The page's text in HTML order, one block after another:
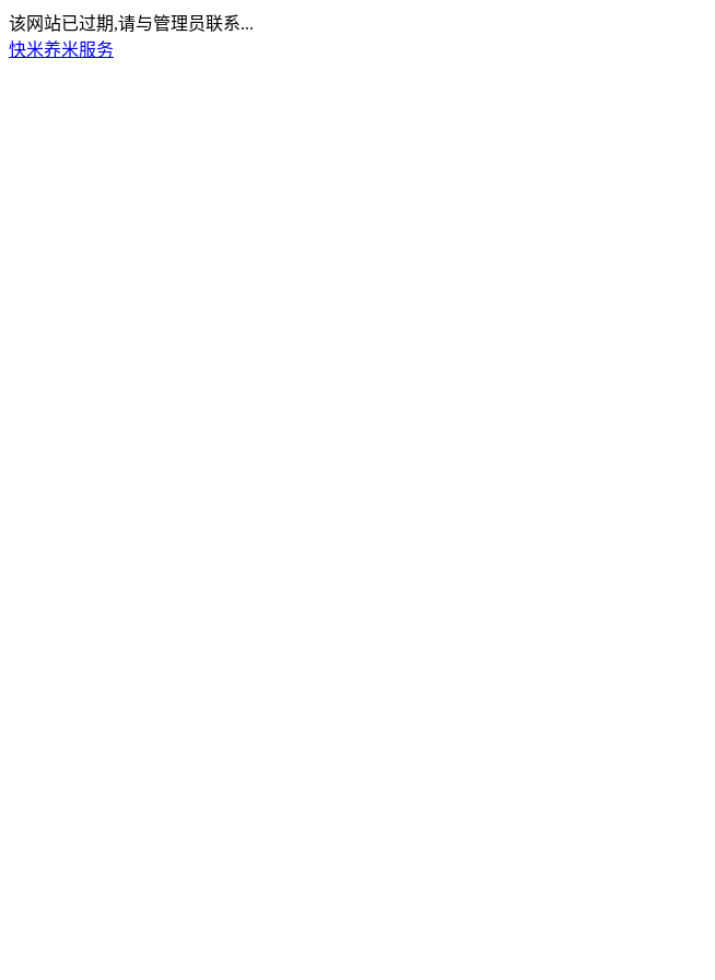
该网站已过期,请与管理员联系...
快米养米服务